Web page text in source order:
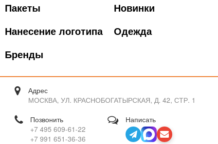
Пакеты
Новинки
Нанесение логотипа
Одежда
Бренды
Адрес
МОСКВА, УЛ. КРАСНОБОГАТЫРСКАЯ, Д. 42, СТР. 1
Позвонить
+7 495 609-61-22
+7 991 651-36-36
Написать